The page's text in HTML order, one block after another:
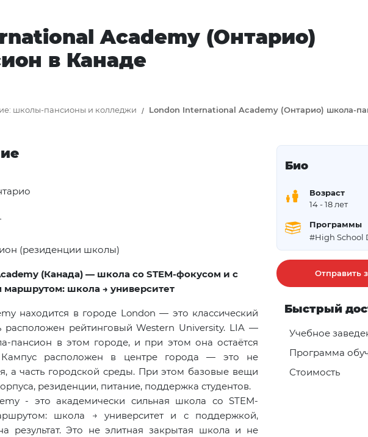
Academy (Онтарио)
в Канаде
школы-пансионы и колледжи London International Academy (Онтарио) школа-
(резиденции школы)
(Канада) — школа со STEM-фокусом и с
маршрутом: школа → университет
находится в городе London — это классический
расположен рейтинговый Western University. LIA —
пансион в этом городе, и при этом она остаётся
Кампус расположен в центре города — это не
а часть городской среды. При этом базовые вещи
резиденции, питание, поддержка студентов.
- это академически сильная школа со STEM-
школа → университет и с поддержкой,
результат. Это не элитная закрытая школа и не
Био
Возраст
14 - 18 лет
Программы
#High School
Отправить
Быстрый
Учебное
Программа
Стоимость